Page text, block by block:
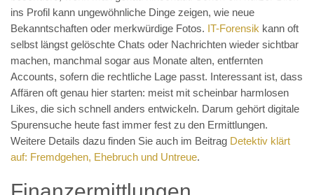
ins Profil kann ungewöhnliche Dinge zeigen, wie neue
Bekanntschaften oder merkwürdige Fotos. IT-Forensik kann oft
selbst längst gelöschte Chats oder Nachrichten wieder sichtbar
machen, manchmal sogar aus Monate alten, entfernten
Accounts, sofern die rechtliche Lage passt. Interessant ist, dass
Affären oft genau hier starten: meist mit scheinbar harmlosen
Likes, die sich schnell anders entwickeln. Darum gehört digitale
Spurensuche heute fast immer fest zu den Ermittlungen.
Weitere Details dazu finden Sie auch im Beitrag Detektiv klärt
auf: Fremdgehen, Ehebruch und Untreue.